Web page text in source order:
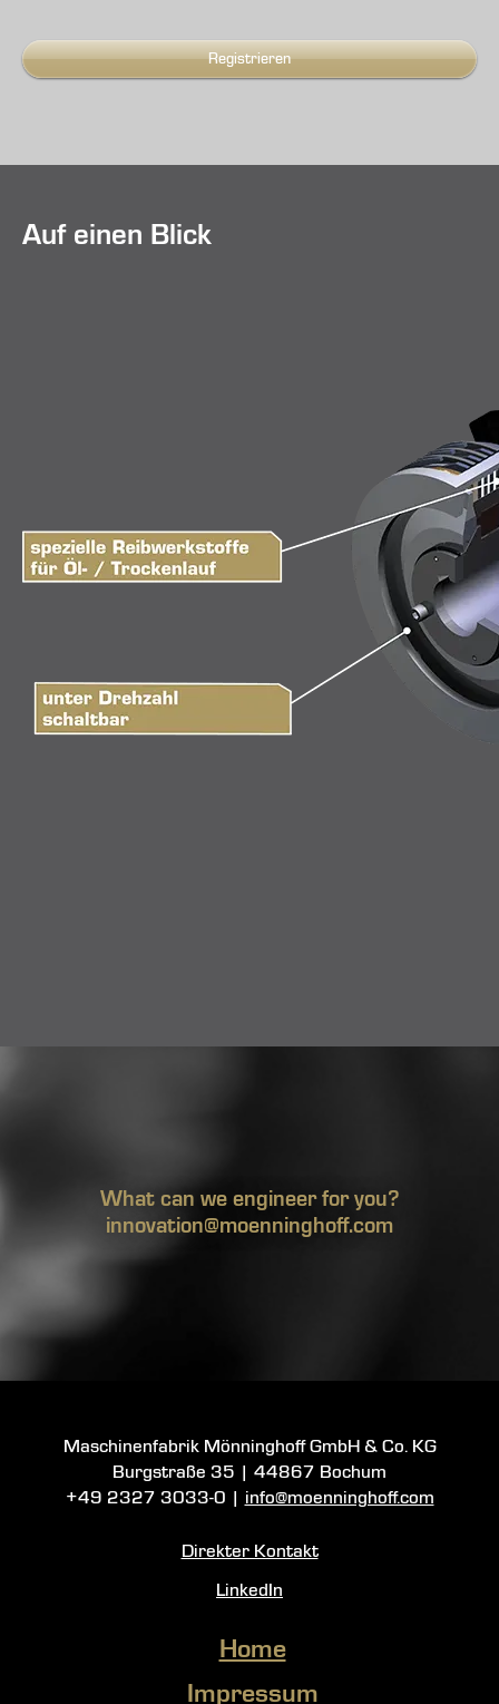
Registrieren
Auf einen Blick
What can we engineer for you?
innovation@moenninghoff.com
Maschinenfabrik Mönninghoff GmbH & Co. KG
Burgstraße 35
44867 Bochum
+49 2327 3033-0
info@moenninghoff.com
Direkter Kontakt
LinkedIn
Home
Impressum